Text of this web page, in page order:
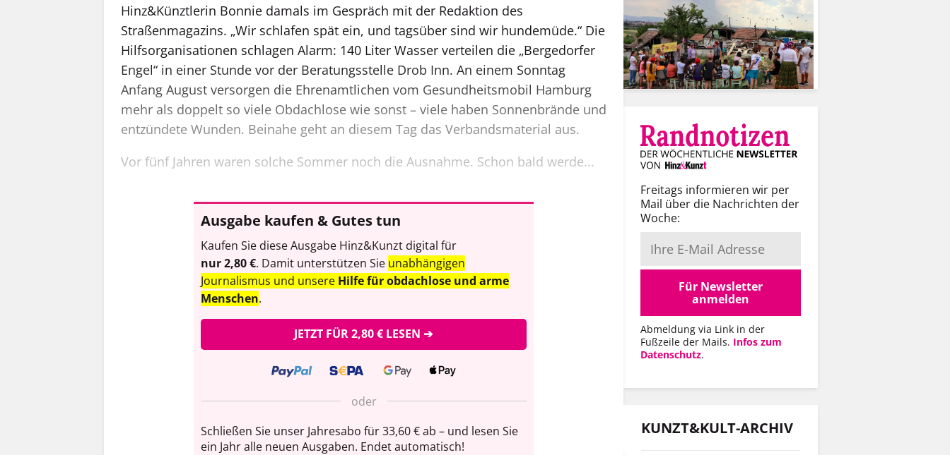
Hinz&Künztlerin Bonnie damals im Gespräch mit der ­Redaktion des
Straßenmagazins. „Wir schlafen spät ein, und tagsüber sind wir hundemüde.“ Die
Hilfsorganisationen schlagen Alarm: 140 Liter Wasser verteilen die „Bergedorfer
Engel“ in einer Stunde vor der Beratungsstelle Drob Inn. An einem Sonntag
Anfang August versorgen die Ehren­amtlichen vom Gesundheitsmobil Hamburg
mehr als ­doppelt so viele Obdachlose wie sonst – viele haben Sonnenbrände und
entzündete Wunden. Beinahe geht an diesem Tag das Verbandsmaterial aus.
Vor fünf Jahren waren solche Sommer noch die ­Ausnahme. Schon bald werde...
Ausgabe kaufen & Gutes tun
Kaufen Sie diese Ausgabe Hinz&Kunzt digital für
nur 2,80 €. Damit unterstützen Sie unabhängigen
Journalismus und unsere Hilfe für obdachlose und arme
Menschen.
JETZT FÜR 2,80 € LESEN ➔
oder
Schließen Sie unser Jahresabo für 33,60 € ab – und lesen Sie
ein Jahr alle neuen Ausgaben. Endet automatisch!
Freitags informieren wir per
Mail über die Nachrichten der
Woche:
Für Newsletter
anmelden
Abmeldung via Link in der
Fußzeile der Mails. Infos zum
Datenschutz.
KUNZT&KULT-ARCHIV